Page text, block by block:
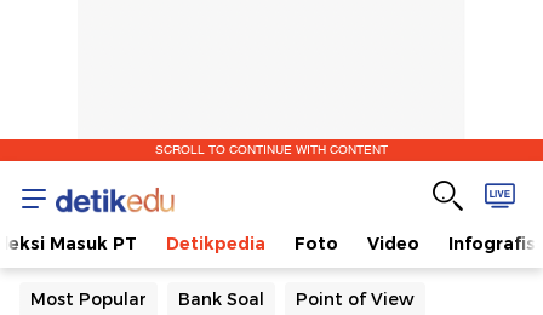
SCROLL TO CONTINUE WITH CONTENT
Masuk PT Detikpedia Foto Video Infografis
Most Popular Bank Soal Point of View